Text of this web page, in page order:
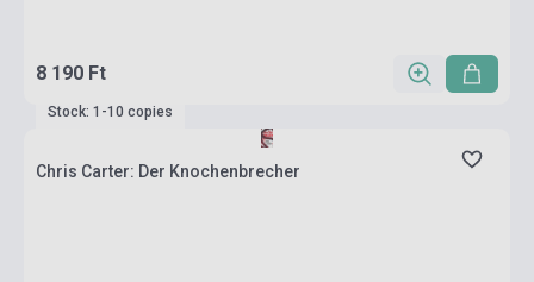
8 190 Ft
Stock: 1-10 copies
Chris Carter: Der Knochenbrecher